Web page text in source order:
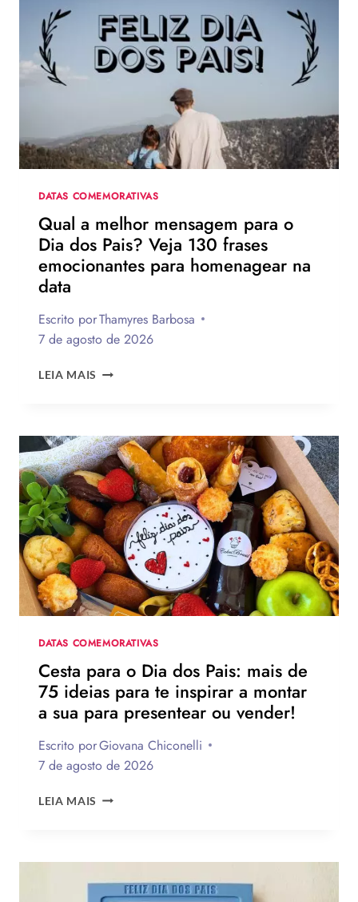
DATAS COMEMORATIVAS
Qual a melhor mensagem para o
Dia dos Pais? Veja 130 frases
emocionantes para homenagear na
data
Escrito porThamyres Barbosa
7 de agosto de 2026
LEIA MAIS QUAL
PARA
O
DIA
DOS
PAIS?
VEJA
130
FRASES
EMOCIONANTES
PARA
HOMENAGEAR
DATA
DATAS COMEMORATIVAS
Cesta para o Dia dos Pais: mais de
75 ideias para te inspirar a montar
a sua para presentear ou vender!
Escrito porGiovana Chiconelli
7 de agosto de 2026
LEIA MAIS CESTA
DOS
PAIS:
MAIS